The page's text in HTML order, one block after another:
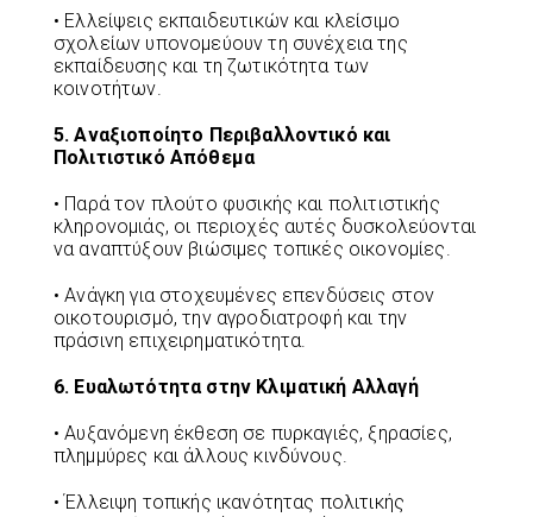
• Ελλείψεις εκπαιδευτικών και κλείσιμο
σχολείων υπονομεύουν τη συνέχεια της
εκπαίδευσης και τη ζωτικότητα των
κοινοτήτων.
5. Αναξιοποίητο Περιβαλλοντικό και
Πολιτιστικό Απόθεμα
• Παρά τον πλούτο φυσικής και πολιτιστικής
κληρονομιάς, οι περιοχές αυτές δυσκολεύονται
να αναπτύξουν βιώσιμες τοπικές οικονομίες.
• Ανάγκη για στοχευμένες επενδύσεις στον
οικοτουρισμό, την αγροδιατροφή και την
πράσινη επιχειρηματικότητα.
6. Ευαλωτότητα στην Κλιματική Αλλαγή
• Αυξανόμενη έκθεση σε πυρκαγιές, ξηρασίες,
πλημμύρες και άλλους κινδύνους.
• Έλλειψη τοπικής ικανότητας πολιτικής